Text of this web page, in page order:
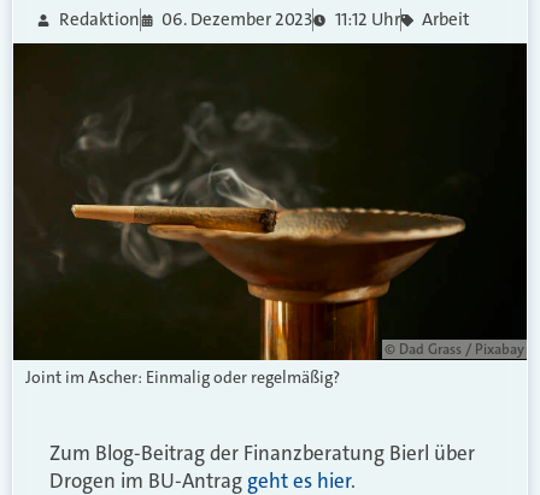
Redaktion 06. Dezember 2023 11:12 Uhr Arbeit
© Dad Grass / Pixabay
Joint im Ascher: Einmalig oder regelmäßig?
Zum Blog-Beitrag der Finanzberatung Bierl über
Drogen im BU-Antrag geht es hier.